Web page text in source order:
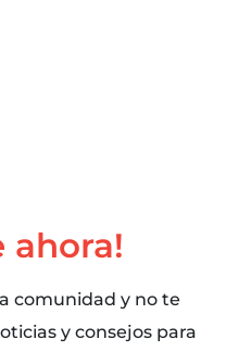
ahora!
comunidad y no te
y consejos para